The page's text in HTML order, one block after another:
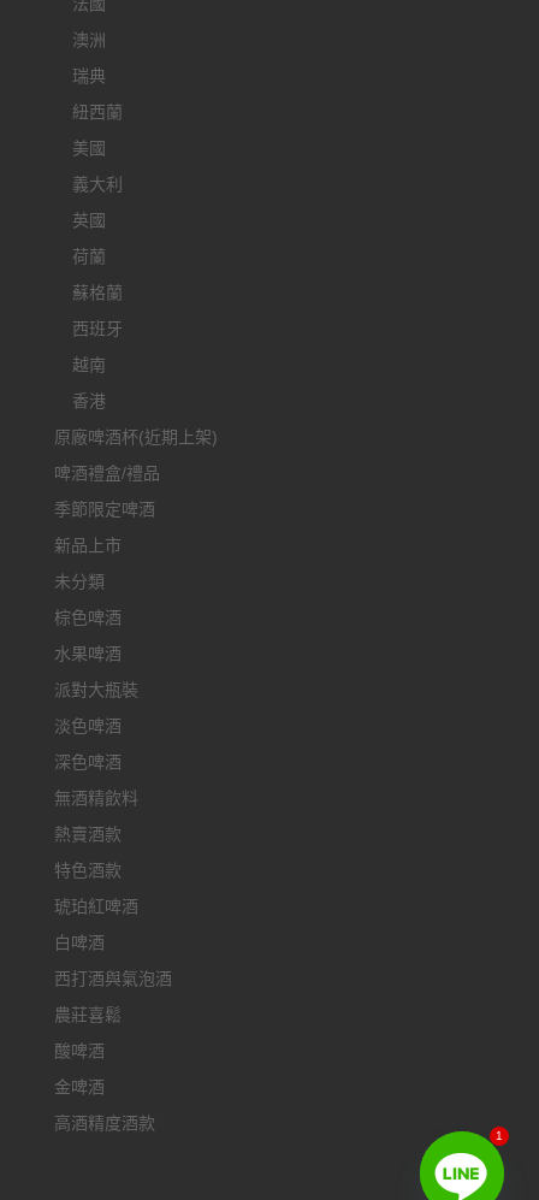
法國
澳洲
瑞典
紐西蘭
美國
義大利
英國
荷蘭
蘇格蘭
西班牙
越南
香港
原廠啤酒杯(近期上架)
啤酒禮盒/禮品
季節限定啤酒
新品上市
未分類
棕色啤酒
水果啤酒
派對大瓶裝
淡色啤酒
深色啤酒
無酒精飲料
熱賣酒款
特色酒款
琥珀紅啤酒
白啤酒
西打酒與氣泡酒
農莊喜鬆
酸啤酒
金啤酒
高酒精度酒款
1